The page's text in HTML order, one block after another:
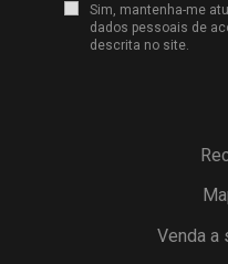
Sim, mantenha-me
dados pessoais de
descrita no site.
Venda a